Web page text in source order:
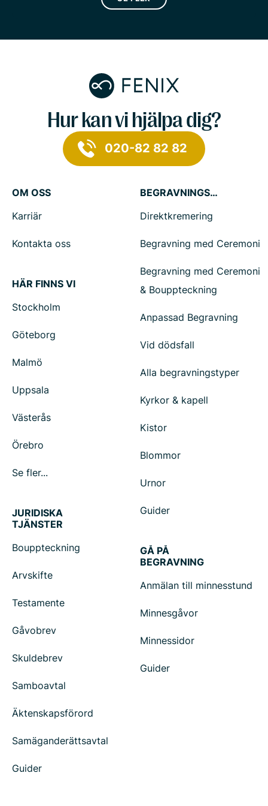
Hur kan vi hjälpa dig?
020-82 82 82
OM OSS
Karriär
Kontakta oss
HÄR FINNS VI
Stockholm
Göteborg
Malmö
Uppsala
Västerås
Örebro
Se fler...
BEGRAVNINGSTJÄNSTER
Direktkremering
Begravning med Ceremoni
Begravning med Ceremoni
& Bouppteckning
Anpassad Begravning
Vid dödsfall
Alla begravningstyper
Kyrkor & kapell
Kistor
Blommor
Urnor
Guider
JURIDISKA
TJÄNSTER
Bouppteckning
Arvskifte
Testamente
Gåvobrev
Skuldebrev
Samboavtal
Äktenskapsförord
Samäganderättsavtal
Guider
GÅ PÅ
BEGRAVNING
Anmälan till minnesstund
Minnesgåvor
Minnessidor
Guider